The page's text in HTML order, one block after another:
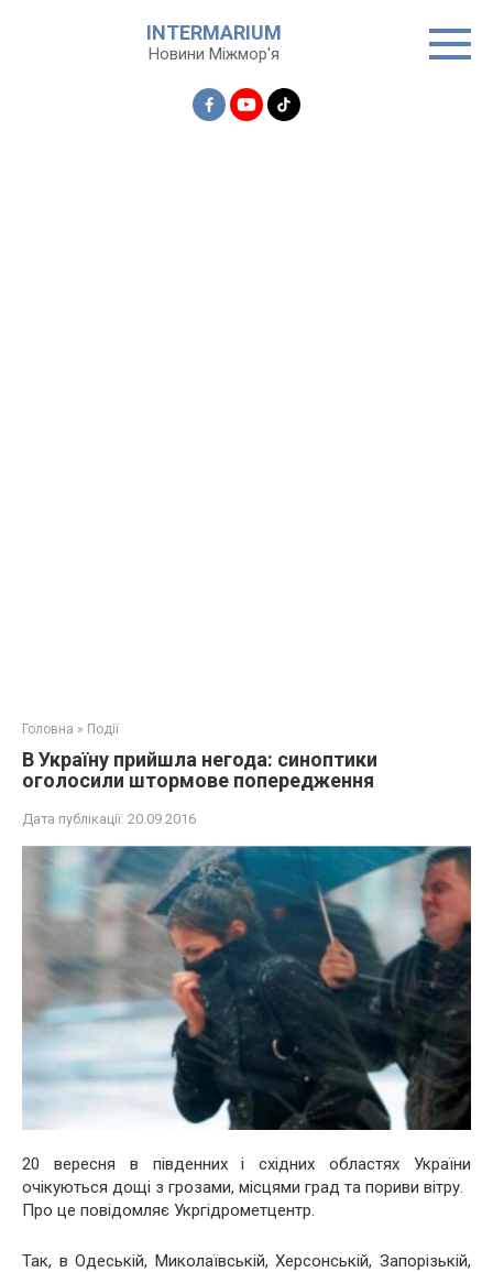
INTERMARIUM
Новини Міжмор'я
Головна » Події
В Україну прийшла негода: синоптики
оголосили штормове попередження
Дата публікації: 20.09.2016
20 вересня в південних і східних областях України
очікуються дощі з грозами, місцями град та пориви вітру.
Про це повідомляє Укргідрометцентр.
Так, в Одеській, Миколаївській, Херсонській, Запорізькій,